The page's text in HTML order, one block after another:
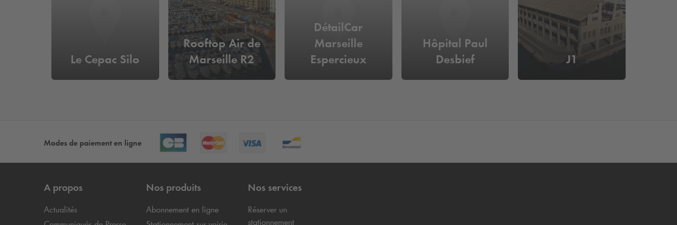
Le Cepac Silo
Rooftop Air de
Marseille R2
DétailCar
Marseille
Espercieux
Hôpital Paul
Desbief
J1
Modes de paiement en ligne
A propos
Actualités
Nos produits
Abonnement en ligne
Nos services
Réserver un
stationnement